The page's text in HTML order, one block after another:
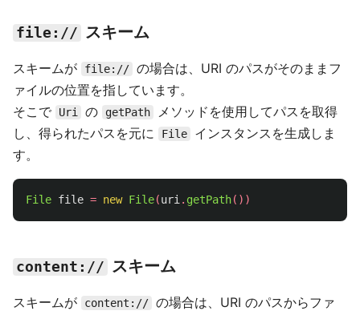
file:// スキーム
スキームが file:// の場合は、URI のパスがそのままフ
ァイルの位置を指しています。
そこで
Uri の getPath
メソッドを使用してパスを取得
し、得られたパスを元に
File
インスタンスを生成しま
す。
File file = new File(uri . getPath())
content:// スキーム
スキームが content:// の場合は、URI のパスからファ